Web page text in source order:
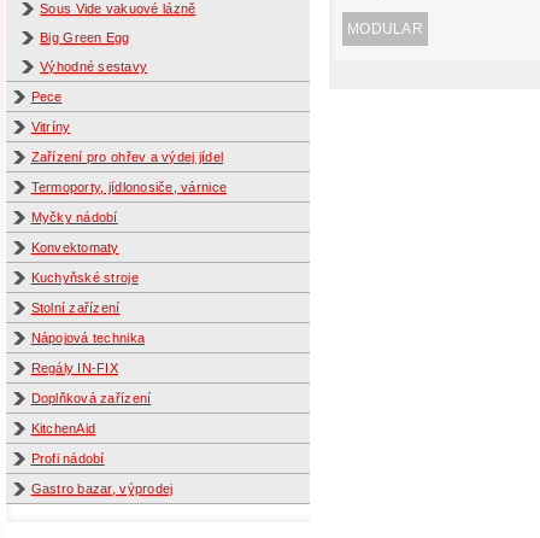
Sous Vide vakuové lázně
Big Green Egg
Výhodné sestavy
Pece
Vitríny
Zařízení pro ohřev a výdej jídel
Termoporty, jídlonosiče, várnice
Myčky nádobí
Konvektomaty
Kuchyňské stroje
Stolní zařízení
Nápojová technika
Regály IN-FIX
Doplňková zařízení
KitchenAid
Profi nádobí
Gastro bazar, výprodej
MODULAR